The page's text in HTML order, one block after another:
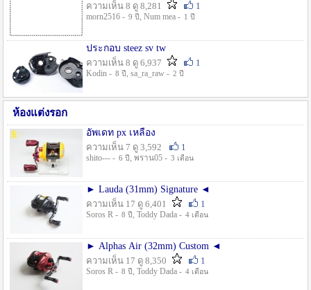
ความเห็น 8 ดู 8,281
1
morn2516 - 9 ปี , Num mea - 1 ปี
ประกอบ steez sv tw
ความเห็น 8 ดู 6,937
1
Kodin - 8 ปี , sa_ra_raw - 2 ปี
ห้องแต่งรอก
อัพเดท px เหลือง
ความเห็น 7 ดู 3,592
1
shito--- - 6 ปี , พราน05 - 3 เดือน
► Lauda (31mm) Signature ◄
ความเห็น 17 ดู 6,401
1
Soros R - 8 ปี , Toddy Dada - 4 เดือน
► Alphas Air (32mm) Custom ◄
ความเห็น 17 ดู 8,350
1
Soros R - 8 ปี , Toddy Dada - 4 เดือน